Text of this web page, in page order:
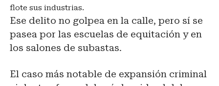
flote sus industrias.
Ese delito no golpea en la calle, pero sí se
pasea por las escuelas de equitación y en
los salones de subastas.
El caso más notable de expansión criminal